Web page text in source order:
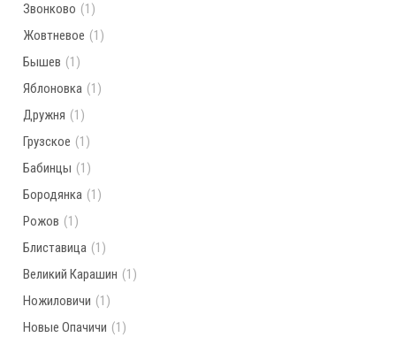
Звонково (1)
Жовтневое (1)
Бышев (1)
Яблоновка (1)
Дружня (1)
Грузское (1)
Бабинцы (1)
Бородянка (1)
Рожов (1)
Блиставица (1)
Великий Карашин (1)
Ножиловичи (1)
Новые Опачичи (1)